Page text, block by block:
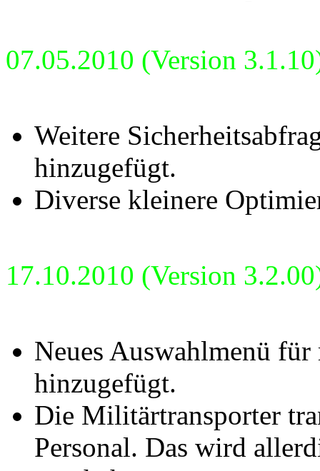
07.05.2010 (Version
Weitere
hinzugefügt.
Diverse kleinere
17.10.2010 (Version
Neues Auswahlmenü
hinzugefügt.
Die Militärtransporter
Personal. Das wird